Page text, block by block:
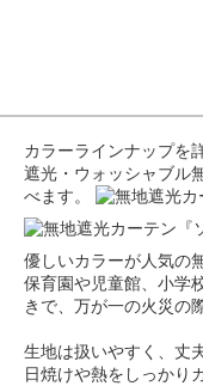
カラーラインナップを
遮光・ウォッシャブル
べます。
優しいカラーが人気の
保育園や児童館、小学
きで、万が一の火災の
生地は扱いやすく、丈
日焼けや熱をしっかり